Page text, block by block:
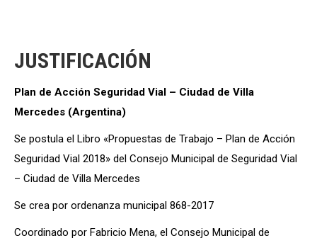
JUSTIFICACIÓN
Plan de Acción Seguridad Vial – Ciudad de Villa
Mercedes (Argentina)
Se postula el Libro «Propuestas de Trabajo – Plan de Acción
Seguridad Vial 2018» del Consejo Municipal de Seguridad Vial
– Ciudad de Villa Mercedes
Se crea por ordenanza municipal 868-2017
Coordinado por Fabricio Mena, el Consejo Municipal de